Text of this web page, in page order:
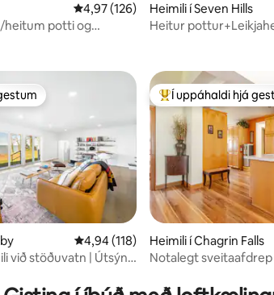
4,97 af 5 í meðaleinkunn, 126
4,97 (126)
heitum potti og
Heimili í Seven Hills
Heitur
4,94 af 5 í meðaleinkunn, 118
4,94 (118)
við stöðuvatn | Útsýni
Í mestu uppáhaldi
Í uppáhaldi hjá
Heimili í Chagrin Falls
Notalegt sveitaafdrep